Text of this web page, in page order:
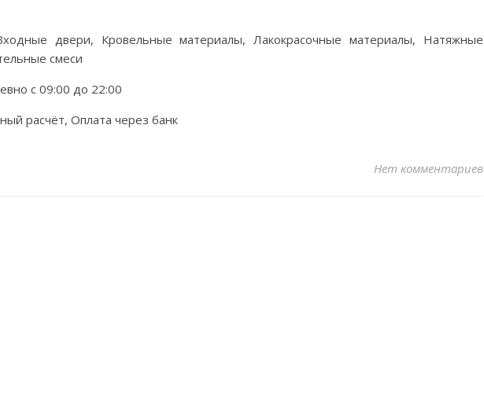
двери, Кровельные материалы, Лакокрасочные материалы, Натяжные
смеси
с 09:00 до 22:00
расчёт, Оплата через банк
Нет комментариев